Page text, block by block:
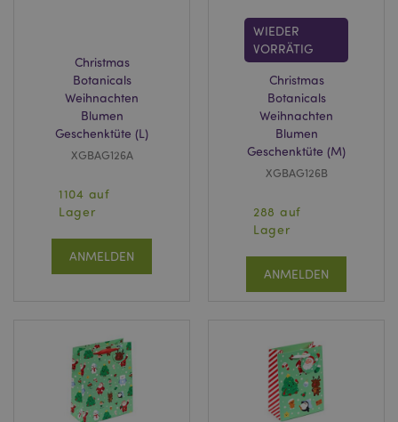
Christmas
Botanicals
Weihnachten
Blumen
Geschenktüte (L)
XGBAG126A
1104 auf
Lager
ANMELDEN
WIEDER
VORRÄTIG
Christmas
Botanicals
Weihnachten
Blumen
Geschenktüte (M)
XGBAG126B
288 auf
Lager
ANMELDEN